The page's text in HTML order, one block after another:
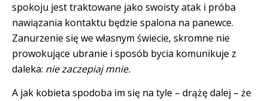
spokoju jest traktowane jako swoisty atak i próba
nawiązania kontaktu będzie spalona na panewce.
Zanurzenie się we własnym świecie, skromne nie
prowokujące ubranie i sposób bycia komunikuje z
daleka: nie zaczepiaj mnie.
A jak kobieta spodoba im się na tyle – drążę dalej – że